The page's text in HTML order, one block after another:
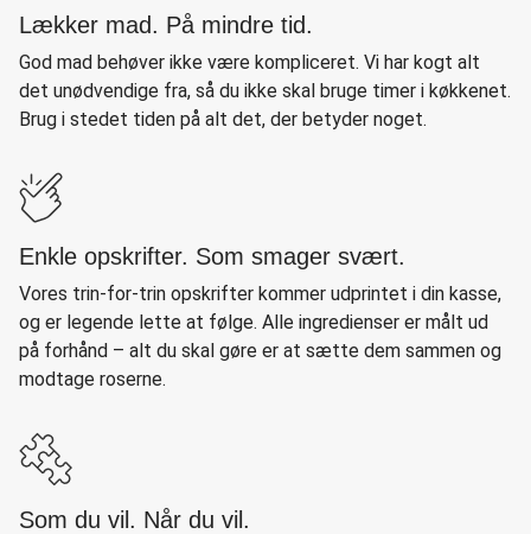
Lækker mad. På mindre tid.
God mad behøver ikke være kompliceret. Vi har kogt alt
det unødvendige fra, så du ikke skal bruge timer i køkkenet.
Brug i stedet tiden på alt det, der betyder noget.
Enkle opskrifter. Som smager svært.
Vores trin-for-trin opskrifter kommer udprintet i din kasse,
og er legende lette at følge. Alle ingredienser er målt ud
på forhånd – alt du skal gøre er at sætte dem sammen og
modtage roserne.
Som du vil. Når du vil.